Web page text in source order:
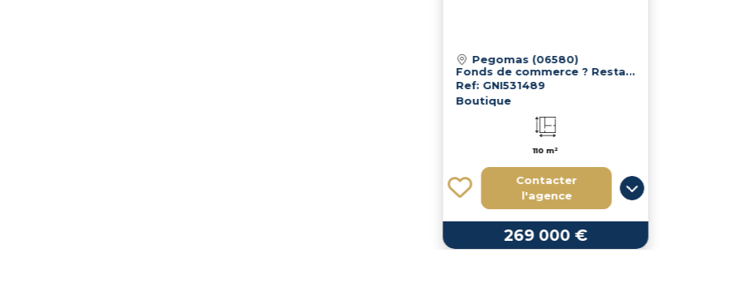
Pegomas (06580)
Fonds de commerce ? Restaurant « La Tavola des Gones » Pégomas
Ref: GNI531489
Boutique
110 m²
Contacter
l'agence
269 000 €